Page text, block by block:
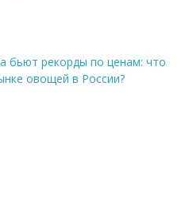
бьют рекорды по ценам: что
овощей в России?